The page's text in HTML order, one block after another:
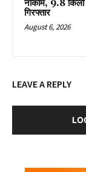
नाकाम, 9.8
गिरफ्तार
August 6, 2026
LEAVE A REPLY